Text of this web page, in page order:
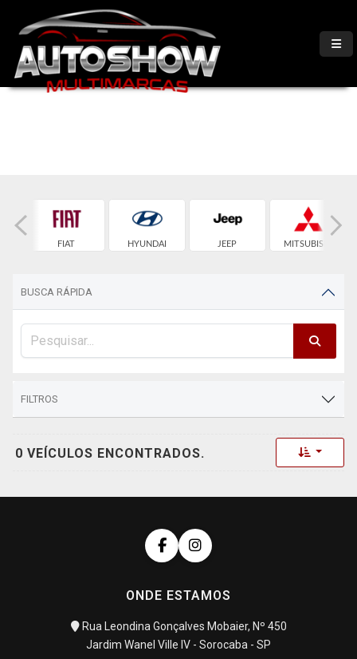
FIAT HYUNDAI JEEP MITSUBISHI
BUSCA RÁPIDA
FILTROS
0 VEÍCULOS ENCONTRADOS. Toggle
ONDE ESTAMOS
Rua Leondina Gonçalves Mobaier, Nº 450
Jardim Wanel Ville IV - Sorocaba - SP